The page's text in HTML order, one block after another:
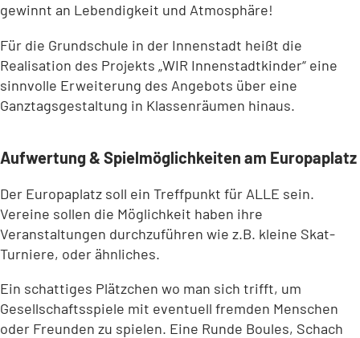
gewinnt an Lebendigkeit und Atmosphäre!
Für die Grundschule in der Innenstadt heißt die
Realisation des Projekts „WIR Innenstadtkinder“ eine
sinnvolle Erweiterung des Angebots über eine
Ganztagsgestaltung in Klassenräumen hinaus.
Aufwertung & Spielmöglichkeiten am Europaplatz
Der Europaplatz soll ein Treffpunkt für ALLE sein.
Vereine sollen die Möglichkeit haben ihre
Veranstaltungen durchzuführen wie z.B. kleine Skat-
Turniere, oder ähnliches.
Ein schattiges Plätzchen wo man sich trifft, um
Gesellschaftsspiele mit eventuell fremden Menschen
oder Freunden zu spielen. Eine Runde Boules, Schach